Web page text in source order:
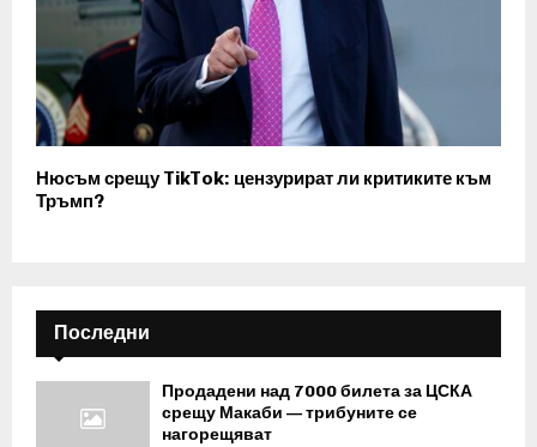
Нюсъм срещу TikTok: цензурират ли критиките към
Тръмп?
Последни
Продадени над 7000 билета за ЦСКА
срещу Макаби — трибуните се
нагорещяват